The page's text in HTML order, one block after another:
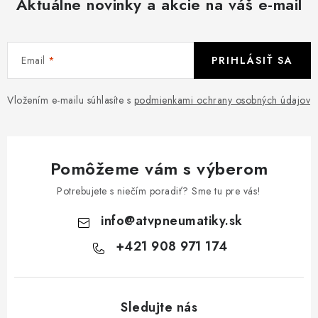
Email
Vložením e-mailu súhlasíte s podmienkami ochrany osobných údajov
PRIHLÁSIŤ SA
Pomôžeme vám s výberom
Potrebujete s niečím poradiť? Sme tu pre vás!
info@atvpneumatiky.sk
+421 908 971 174